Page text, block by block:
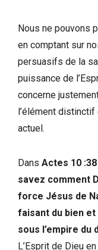
Nous ne pouvons
en comptant sur
persuasifs de la
puissance de
concerne
l’élément distinctif
actuel.
Dans Actes 10 :38
savez comment
force Jésus de
faisant du bien
sous l’empire du
L’Esprit de Dieu